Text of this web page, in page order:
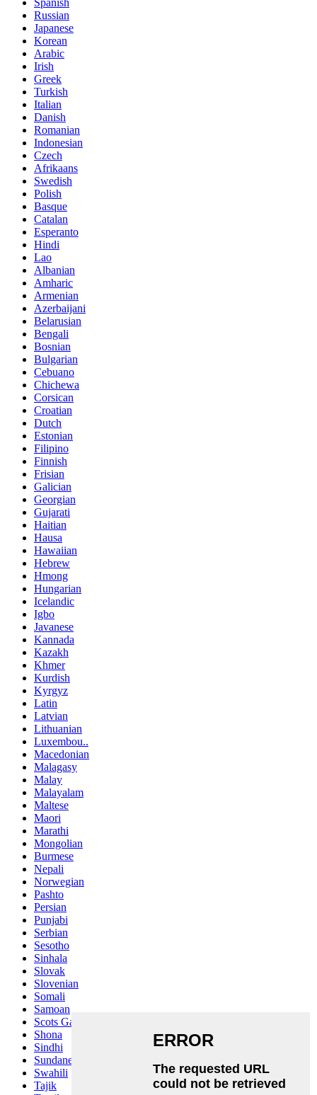
Russian
Japanese
Korean
Arabic
Irish
Greek
Turkish
Italian
Danish
Romanian
Indonesian
Czech
Afrikaans
Swedish
Polish
Basque
Catalan
Esperanto
Hindi
Lao
Albanian
Amharic
Armenian
Azerbaijani
Belarusian
Bengali
Bosnian
Bulgarian
Cebuano
Chichewa
Corsican
Croatian
Dutch
Estonian
Filipino
Finnish
Frisian
Galician
Georgian
Gujarati
Haitian
Hausa
Hawaiian
Hebrew
Hmong
Hungarian
Icelandic
Igbo
Javanese
Kannada
Kazakh
Khmer
Kurdish
Kyrgyz
Latin
Latvian
Lithuanian
Luxembou..
Macedonian
Malagasy
Malay
Malayalam
Maltese
Maori
Marathi
Mongolian
Burmese
Nepali
Norwegian
Pashto
Persian
Punjabi
Serbian
Sesotho
Sinhala
Slovak
Slovenian
Somali
Samoan
Scots Gaelic
Shona
Sindhi
Sundanese
Swahili
Tajik